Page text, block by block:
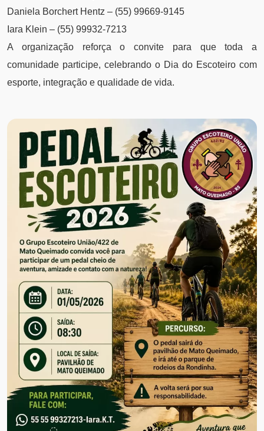
Daniela Borchert Hentz – (55) 99669-9145
Iara Klein – (55) 99932-7213
A organização reforça o convite para que toda a
comunidade participe, celebrando o Dia do Escoteiro com
esporte, integração e qualidade de vida.